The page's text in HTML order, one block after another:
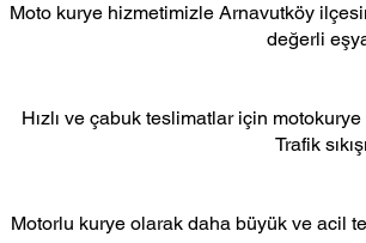
Moto kurye hizmetimizle Arnavutköy
değerli
Hızlı ve çabuk teslimatlar için
Trafik
Motorlu kurye olarak daha büyük ve acil